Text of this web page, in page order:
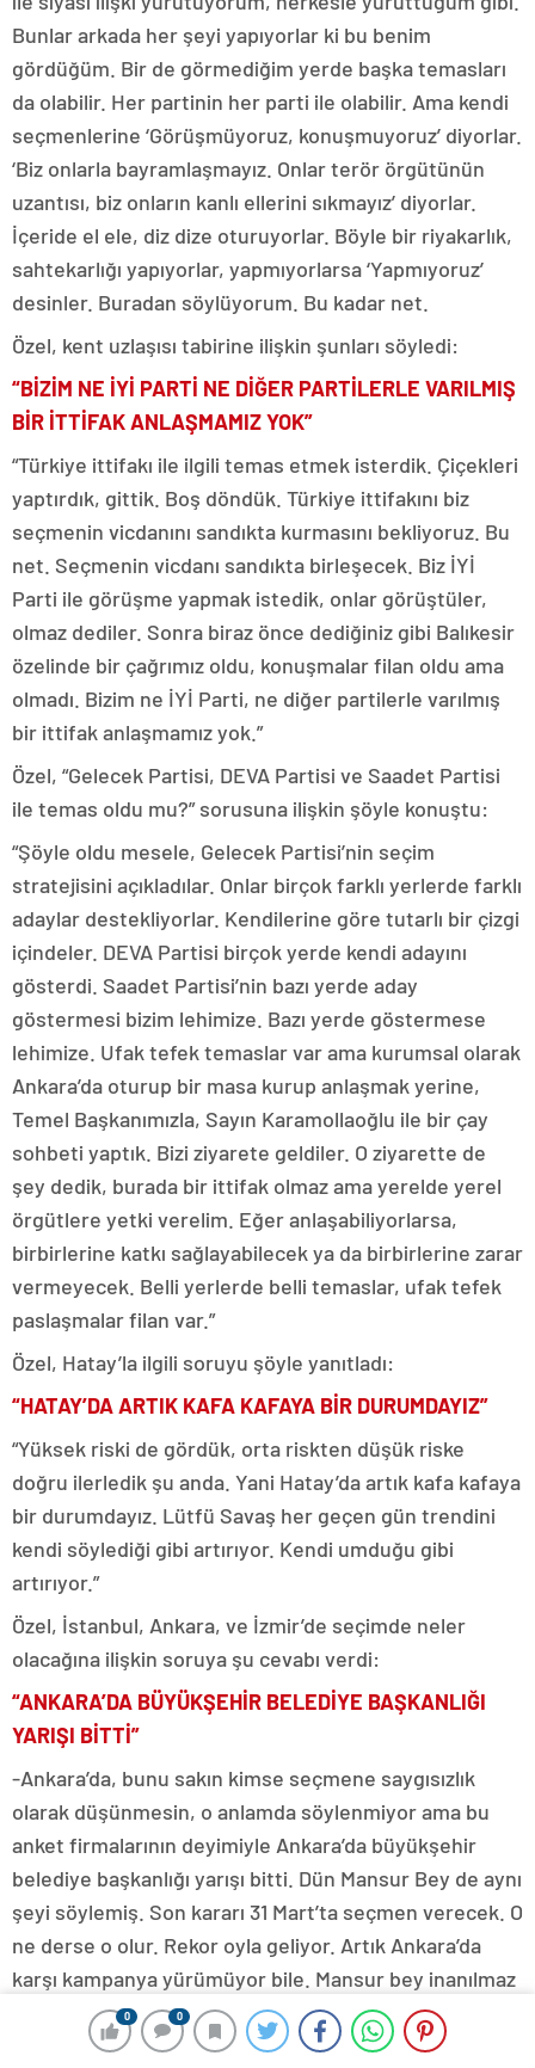
0 0
Bunlar arkada her şeyi yapıyorlar ki bu benim
gördüğüm. Bir de görmediğim yerde başka temasları
da olabilir. Her partinin her parti ile olabilir. Ama kendi
seçmenlerine ‘Görüşmüyoruz, konuşmuyoruz’ diyorlar.
‘Biz onlarla bayramlaşmayız. Onlar terör örgütünün
uzantısı, biz onların kanlı ellerini sıkmayız’ diyorlar.
İçeride el ele, diz dize oturuyorlar. Böyle bir riyakarlık,
sahtekarlığı yapıyorlar, yapmıyorlarsa ‘Yapmıyoruz’
desinler. Buradan söylüyorum. Bu kadar net.
Özel, kent uzlaşısı tabirine ilişkin şunları söyledi:
“BİZİM NE İYİ PARTİ NE DİĞER PARTİLERLE VARILMIŞ
BİR İTTİFAK ANLAŞMAMIZ YOK”
“Türkiye ittifakı ile ilgili temas etmek isterdik. Çiçekleri
yaptırdık, gittik. Boş döndük. Türkiye ittifakını biz
seçmenin vicdanını sandıkta kurmasını bekliyoruz. Bu
net. Seçmenin vicdanı sandıkta birleşecek. Biz İYİ
Parti ile görüşme yapmak istedik, onlar görüştüler,
olmaz dediler. Sonra biraz önce dediğiniz gibi Balıkesir
özelinde bir çağrımız oldu, konuşmalar filan oldu ama
olmadı. Bizim ne İYİ Parti, ne diğer partilerle varılmış
bir ittifak anlaşmamız yok.”
Özel, “Gelecek Partisi, DEVA Partisi ve Saadet Partisi
ile temas oldu mu?” sorusuna ilişkin şöyle konuştu:
“Şöyle oldu mesele, Gelecek Partisi’nin seçim
stratejisini açıkladılar. Onlar birçok farklı yerlerde farklı
adaylar destekliyorlar. Kendilerine göre tutarlı bir çizgi
içindeler. DEVA Partisi birçok yerde kendi adayını
gösterdi. Saadet Partisi’nin bazı yerde aday
göstermesi bizim lehimize. Bazı yerde göstermese
lehimize. Ufak tefek temaslar var ama kurumsal olarak
Ankara’da oturup bir masa kurup anlaşmak yerine,
Temel Başkanımızla, Sayın Karamollaoğlu ile bir çay
sohbeti yaptık. Bizi ziyarete geldiler. O ziyarette de
şey dedik, burada bir ittifak olmaz ama yerelde yerel
örgütlere yetki verelim. Eğer anlaşabiliyorlarsa,
birbirlerine katkı sağlayabilecek ya da birbirlerine zarar
vermeyecek. Belli yerlerde belli temaslar, ufak tefek
paslaşmalar filan var.”
Özel, Hatay’la ilgili soruyu şöyle yanıtladı:
“HATAY’DA ARTIK KAFA KAFAYA BİR DURUMDAYIZ”
“Yüksek riski de gördük, orta riskten düşük riske
doğru ilerledik şu anda. Yani Hatay’da artık kafa kafaya
bir durumdayız. Lütfü Savaş her geçen gün trendini
kendi söylediği gibi artırıyor. Kendi umduğu gibi
artırıyor.”
Özel, İstanbul, Ankara, ve İzmir’de seçimde neler
olacağına ilişkin soruya şu cevabı verdi:
“ANKARA’DA BÜYÜKŞEHİR BELEDİYE BAŞKANLIĞI
YARIŞI BİTTİ”
-Ankara’da, bunu sakın kimse seçmene saygısızlık
olarak düşünmesin, o anlamda söylenmiyor ama bu
anket firmalarının deyimiyle Ankara’da büyükşehir
belediye başkanlığı yarışı bitti. Dün Mansur Bey de aynı
şeyi söylemiş. Son kararı 31 Mart’ta seçmen verecek. O
ne derse o olur. Rekor oyla geliyor. Artık Ankara’da
karşı kampanya yürümüyor bile. Mansur bey inanılmaz
bir şekilde. 60’ı zorlar denen Mansur Beyin, yarın öbür
gün geride kalırsa şey olmasın ama 65-70 arası oya